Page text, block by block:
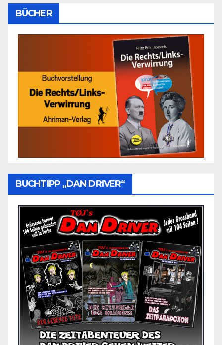
BÜCHER
BUCHTIPP „DAN DRIVER“